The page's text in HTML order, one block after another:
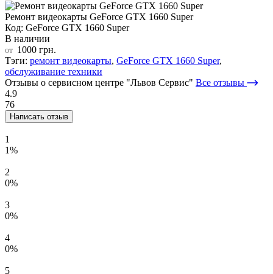
Ремонт видеокарты GeForce GTX 1660 Super
Код: GeForce GTX 1660 Super
В наличии
от 1000 грн.
Тэги: ремонт видеокарты, GeForce GTX 1660 Super,
обслуживание техники
Отзывы о сервисном центре "Львов Сервис" Все отзывы
4.9
76
Написать отзыв
1
1%
2
0%
3
0%
4
0%
5